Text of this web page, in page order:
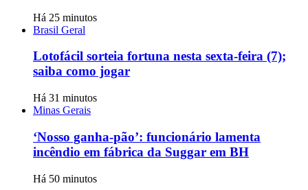
Há 25 minutos
Brasil Geral
Lotofácil sorteia fortuna nesta sexta-feira (7);
saiba como jogar
Há 31 minutos
Minas Gerais
‘Nosso ganha-pão’: funcionário lamenta
incêndio em fábrica da Suggar em BH
Há 50 minutos